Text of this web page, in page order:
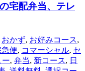
宅配弁当、テレ
おかず, お好みコース,
便, コマーシャル, セ
ー, 弁当, 新コース, 日